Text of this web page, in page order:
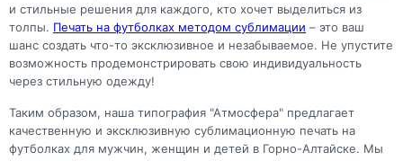
и стильные решения для каждого, кто хочет выделиться из
толпы. Печать на футболках методом сублимации – это ваш
шанс создать что-то эксклюзивное и незабываемое. Не упустите
возможность продемонстрировать свою индивидуальность
через стильную одежду!
Таким образом, наша типография "Атмосфера" предлагает
качественную и эксклюзивную сублимационную печать на
футболках для мужчин, женщин и детей в Горно-Алтайске. Мы